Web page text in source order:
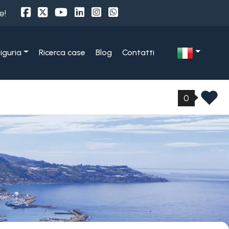
Ricerca case Blog Contatti
0